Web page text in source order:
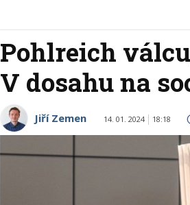
Pohlreich
V dosahu na
Jiří Zemen 14. 01. 2024 18:18